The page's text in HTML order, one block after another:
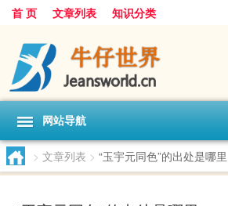
首 页 文章列表 知识分类
网站导航
> 文章列表 > “玉宇元同色”的出处是哪里